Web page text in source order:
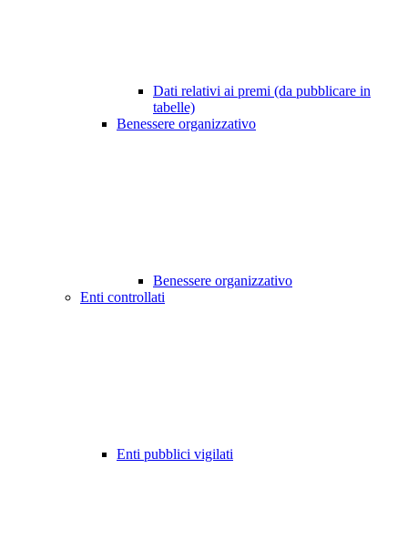
Dati relativi ai premi (da pubblicare in
tabelle)
Benessere organizzativo
Benessere organizzativo
Enti controllati
Enti pubblici vigilati